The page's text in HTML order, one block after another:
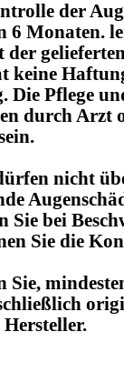
der
6 Monaten.
keine
Die Pflege
durch Arzt
nicht
Sie bei
Sie die